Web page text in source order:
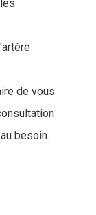
de vous
besoin.